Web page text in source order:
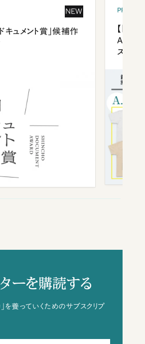
NEW
ュメント賞」候補作
【「新
ズプレ
ーを購読する
を養っていくためのサブスクリプ